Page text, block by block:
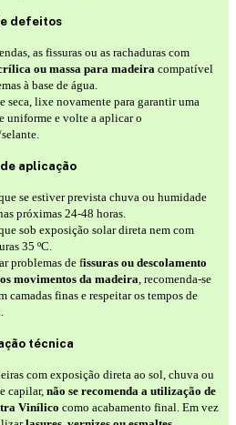
defeitos
as fissuras ou as rachaduras com
ou massa para madeira compatível
à base de água.
seca, lixe novamente para garantir uma
uniforme e volte a aplicar o
aplicação
se estiver prevista chuva ou humidade
próximas 24-48 horas.
sob exposição solar direta nem com
35 ºC.
problemas de fissuras ou descolamento
movimentos da madeira, recomenda-se
camadas finas e respeitar os tempos de
técnica
com exposição direta ao sol, chuva ou
capilar, não se recomenda a utilização de
Vinílico como acabamento final. Em vez